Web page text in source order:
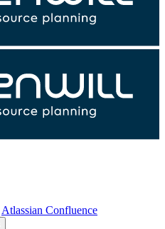
Atlassian Confluence